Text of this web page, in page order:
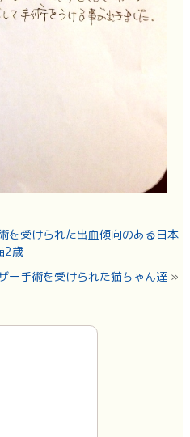
を受けられた出血傾向のある日本
2歳
ー手術を受けられた猫ちゃん達»